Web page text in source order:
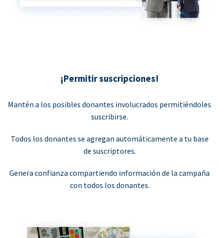
¡Permitir suscripciones!
Mantén a los posibles donantes involucrados permitiéndoles
suscribirse.
Todos los donantes se agregan automáticamente a tu base
de suscriptores.
Genera confianza compartiendo información de la campaña
con todos los donantes.